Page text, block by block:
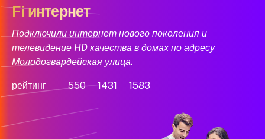
Fi интернет
Подключили интернет нового поколения и
телевидение HD качества в домах по адресу
Молодогвардейская улица.
рейтинг 550 1431 1583